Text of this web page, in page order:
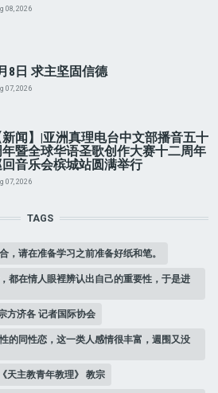
08, 2026
8日 求主坚固信德
07, 2026
新闻】|亚洲真理电台中文部播音五十
年暨全球华语圣歌创作大赛十二周年
音乐会槟城站圆满举行
07, 2026
TAGS
，请在准备学习之前准备好纸和笔。
都在情人眼裡辨认出自己的重要性，于是进
方济各 记者国际协会
的同性恋，这一类人感情很丰富，週围又没
天主教青年教理》 教宗